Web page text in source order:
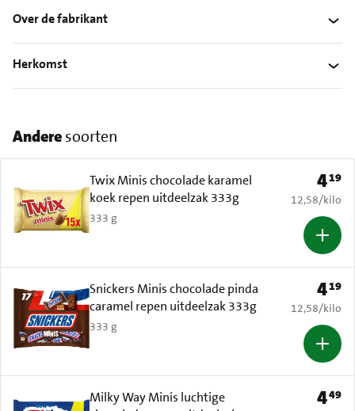
Over de fabrikant
Herkomst
Anderesoorten
Twix Minis chocolade karamel
koek repen uitdeelzak 333g
333 g
Prijs:
419
€ 12,58 per
12,58/kilo
Snickers Minis chocolade pinda
caramel repen uitdeelzak 333g
333 g
Prijs:
419
€ 12,58 per
12,58/kilo
Milky Way Minis luchtige
Prijs:
449